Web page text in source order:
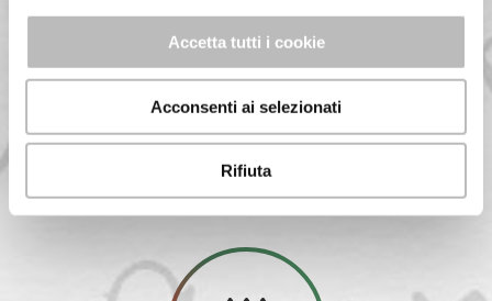
Accetta tutti i cookie
Acconsenti ai selezionati
Rifiuta
1884 ANNO DI FONDAZIONE